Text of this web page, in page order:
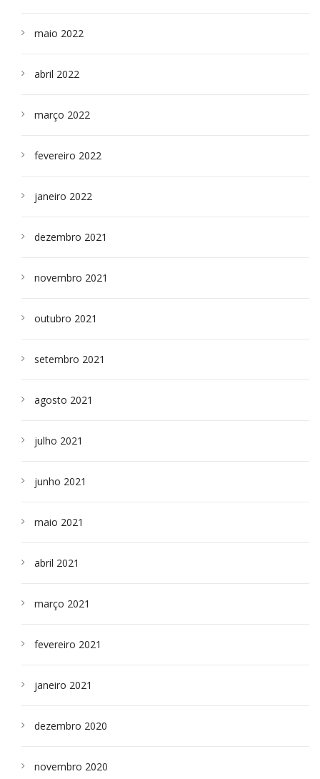
maio 2022
abril 2022
março 2022
fevereiro 2022
janeiro 2022
dezembro 2021
novembro 2021
outubro 2021
setembro 2021
agosto 2021
julho 2021
junho 2021
maio 2021
abril 2021
março 2021
fevereiro 2021
janeiro 2021
dezembro 2020
novembro 2020